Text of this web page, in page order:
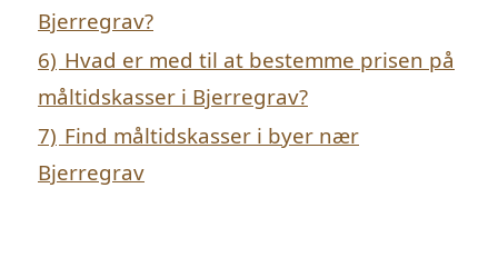
Bjerregrav?
6) Hvad er med til at bestemme prisen på
måltidskasser i Bjerregrav?
7) Find måltidskasser i byer nær
Bjerregrav